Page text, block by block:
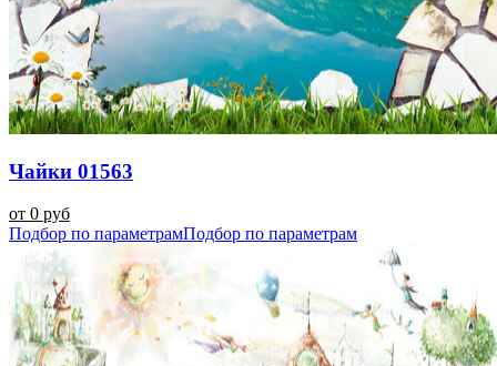
Чайки 01563
от 0 руб
Подбор по параметрамПодбор по параметрам